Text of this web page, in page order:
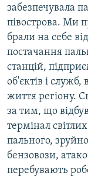
забезпечувала
півострова. Ми
брали на себе
постачання
станцій,
об'єктів і
життя регіону.
за тим, що
термінал
пального,
бензовози,
перебувають